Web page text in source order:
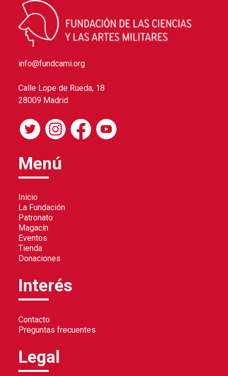
info@fundcami.org
Calle Lope de Rueda, 18
28009 Madrid
Menú
Inicio
La Fundación
Patronato
Magacín
Eventos
Tienda
Donaciones
Interés
Contacto
Preguntas frecuentes
Legal